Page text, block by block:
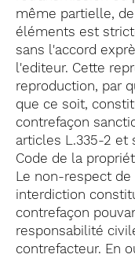
même partielle,
éléments est
sans l'accord
l'editeur. Cette
reproduction, par
que ce soit,
contrefaçon
articles L.335-2 et
Code de la
Le non-respect de
interdiction
contrefaçon
responsabilité
contrefacteur. En